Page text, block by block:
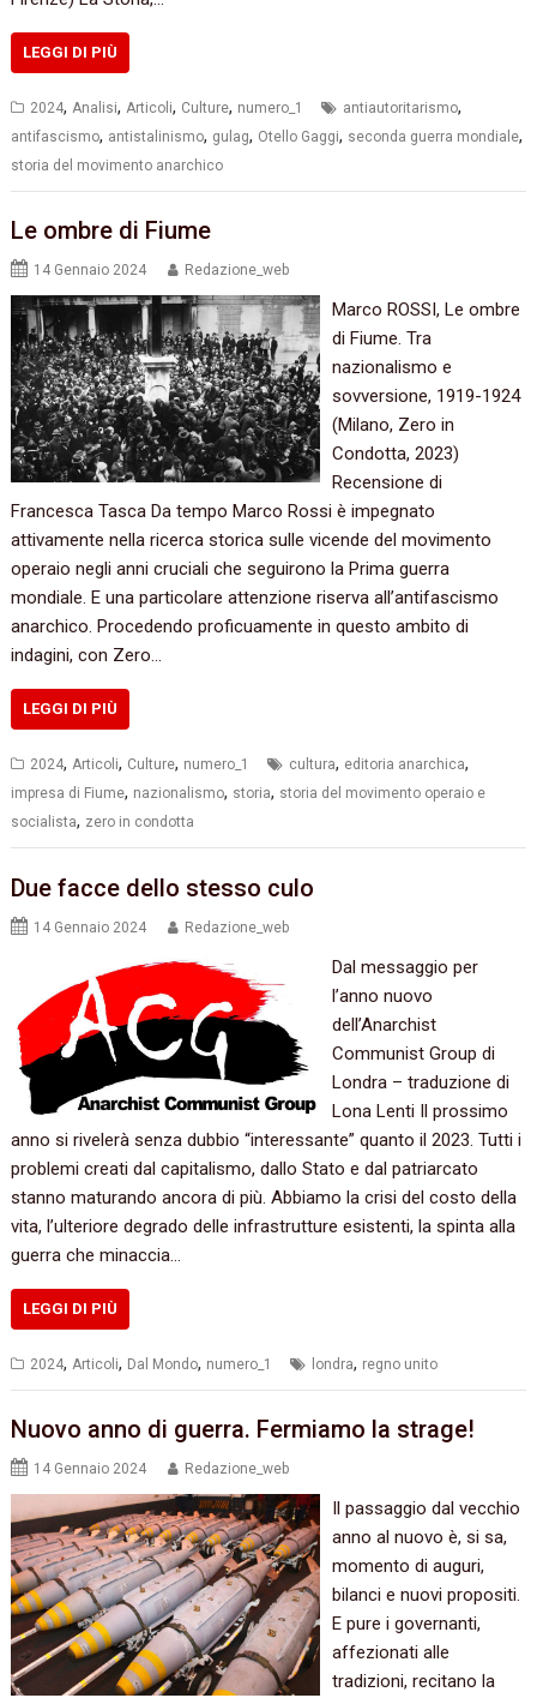
LEGGI DI PIÙ
2024, Analisi, Articoli, Culture, numero_1 antiautoritarismo,
antifascismo, antistalinismo, gulag, Otello Gaggi, seconda guerra mondiale,
storia del movimento anarchico
Le ombre di Fiume
14 Gennaio 2024 Redazione_web
Marco ROSSI, Le ombre
di Fiume. Tra
nazionalismo e
sovversione, 1919-1924
(Milano, Zero in
Condotta, 2023)
Recensione di
Francesca Tasca Da tempo Marco Rossi è impegnato
attivamente nella ricerca storica sulle vicende del movimento
operaio negli anni cruciali che seguirono la Prima guerra
mondiale. E una particolare attenzione riserva all’antifascismo
anarchico. Procedendo proficuamente in questo ambito di
indagini, con Zero…
LEGGI DI PIÙ
2024,Articoli, Culture, numero_1 cultura, editoria anarchica,
impresa di Fiume, nazionalismo, storia, storia del movimento operaio e
socialista, zero in condotta
Due facce dello stesso culo
14 Gennaio 2024 Redazione_web
Dal messaggio per
l’anno nuovo
dell’Anarchist
Communist Group di
Londra – traduzione di
Lona Lenti Il prossimo
anno si rivelerà senza dubbio “interessante” quanto il 2023. Tutti i
problemi creati dal capitalismo, dallo Stato e dal patriarcato
stanno maturando ancora di più. Abbiamo la crisi del costo della
vita, l’ulteriore degrado delle infrastrutture esistenti, la spinta alla
guerra che minaccia…
LEGGI DI PIÙ
2024, Articoli, Dal Mondo, numero_1 londra, regno unito
Nuovo anno di guerra. Fermiamo la strage!
14 Gennaio 2024 Redazione_web
Il passaggio dal vecchio
anno al nuovo è, si sa,
momento di auguri,
bilanci e nuovi propositi.
E pure i governanti,
affezionati alle
tradizioni, recitano la